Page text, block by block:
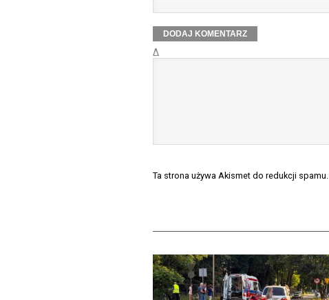
Δ
Ta strona używa Akismet do redukcji spamu.